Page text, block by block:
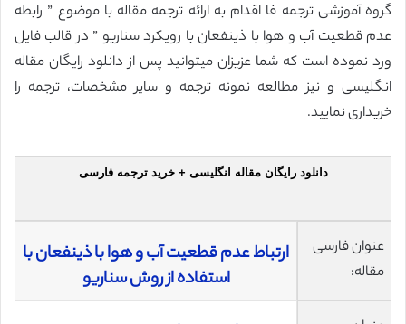
گروه آموزشی ترجمه فا اقدام به ارائه ترجمه مقاله با موضوع ” رابطه
عدم قطعیت آب و هوا با ذینفعان با رویکرد سناریو ” در قالب فایل
ورد نموده است که شما عزیزان میتوانید پس از دانلود رایگان مقاله
انگلیسی و نیز مطالعه نمونه ترجمه و سایر مشخصات، ترجمه را
خریداری نمایید.
دانلود رایگان مقاله انگلیسی + خرید ترجمه فارسی
عنوان فارسی
مقاله:
ارتباط عدم قطعیت آب و هوا با ذینفعان با
استفاده از روش سناریو